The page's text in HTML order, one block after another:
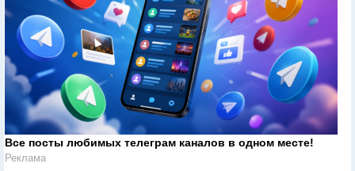
Все посты любимых телеграм каналов в одном месте!
Реклама